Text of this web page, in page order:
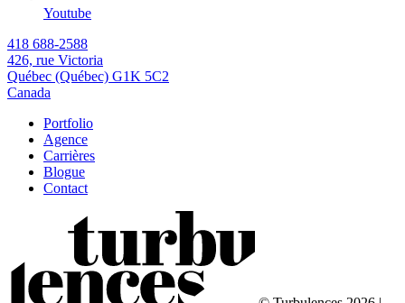
Youtube
418 688-2588
426, rue Victoria
Québec (Québec) G1K 5C2
Canada
Portfolio
Agence
Carrières
Blogue
Contact